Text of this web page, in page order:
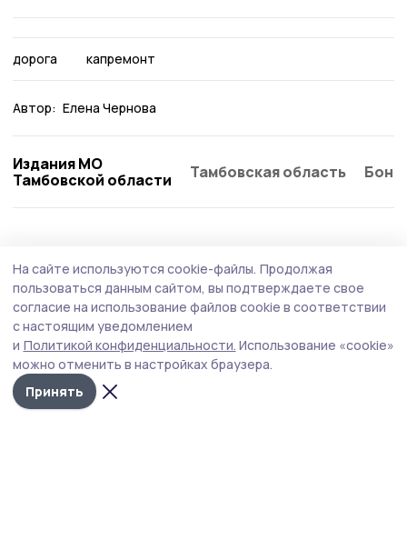
дорога капремонт
Автор: Елена Чернова
Издания МО
Тамбовской области
Тамбовская область
На сайте используются cookie-файлы. Продолжая
пользоваться данным сайтом, вы подтверждаете свое
согласие на использование файлов cookie в соответствии
с настоящим уведомлением
и Политикой конфиденциальности. Использование «cookie»
можно отменить в настройках браузера.
Принять